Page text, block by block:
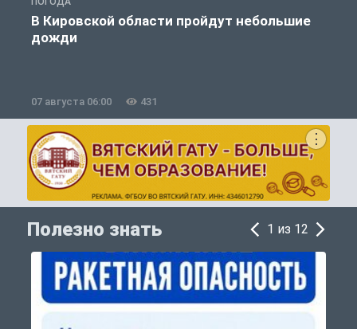
В Кировской области пройдут небольшие
дожди
07 августа 06:00 431
Полезно знать 1 из 12